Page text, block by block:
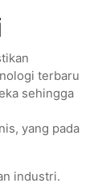
terbaru
sehingga
yang pada
industri.